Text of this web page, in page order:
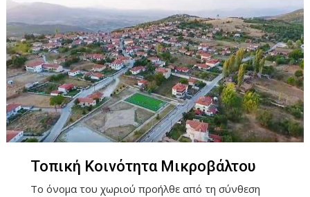
Τοπική Κοινότητα Μικροβάλτου
Το όνομα του χωριού προήλθε από τη σύνθεση